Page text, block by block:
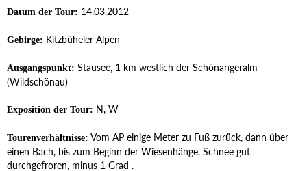
Datum der Tour: 14.03.2012
Gebirge: Kitzbüheler Alpen
Ausgangspunkt: Stausee, 1 km westlich der Schönangeralm
(Wildschönau)
Exposition der Tour: N, W
Tourenverhältnisse: Vom AP einige Meter zu Fuß zurück, dann über
einen Bach, bis zum Beginn der Wiesenhänge. Schnee gut
durchgefroren, minus 1 Grad .